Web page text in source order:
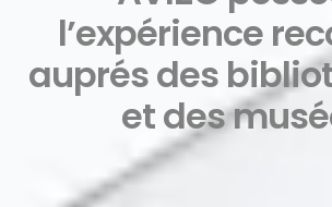
l’expérience
auprés des
et des